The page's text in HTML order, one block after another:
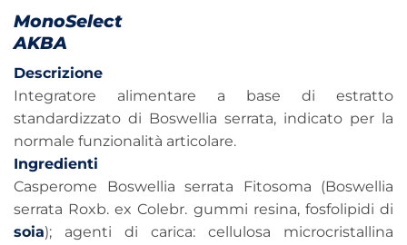
MonoSelect
AKBA
Descrizione
Integratore alimentare a base di estratto
standardizzato di Boswellia serrata, indicato per la
normale funzionalità articolare.
Ingredienti
Casperome Boswellia serrata Fitosoma (Boswellia
serrata Roxb. ex Colebr. gummi resina, fosfolipidi di
soia); agenti di carica: cellulosa microcristallina